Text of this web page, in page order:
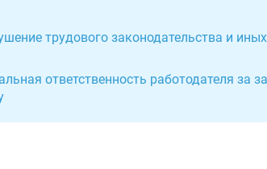
трудового законодательства и
ответственность работодателя за